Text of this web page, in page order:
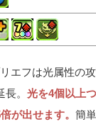
エフは光属性の
長。光を4個以上
が出せます。簡